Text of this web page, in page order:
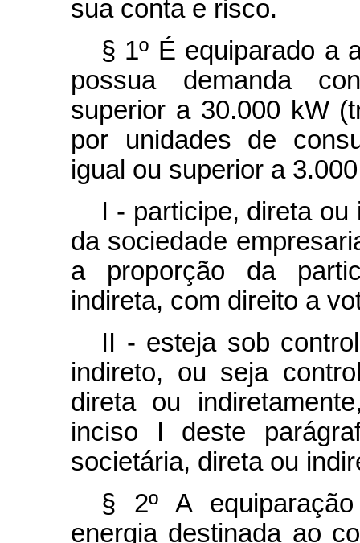
sua conta e risco.
§ 1º É equiparado a
possua demanda
superior a 30.000 kW
por unidades de
igual ou superior a
I - participe, direta
da sociedade
a proporção da
indireta, com direito a
II - esteja sob
indireto, ou seja
direta ou
inciso I deste
societária, direta ou
§ 2º A
energia destinada ao